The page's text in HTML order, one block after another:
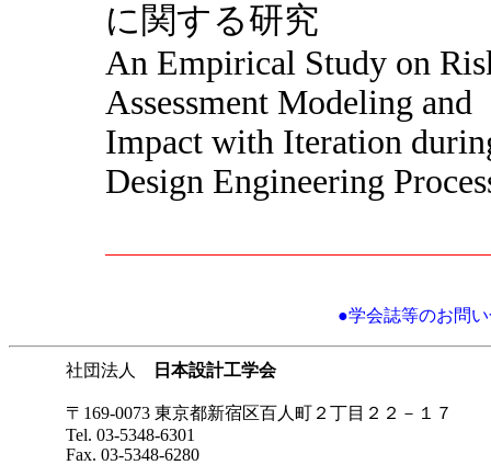
に関する研究
An Empirical Study on
Assessment Modeling and
Impact with Iteration
Design Engineering
●学会誌等のお問い
社団法人 日本設計工学会
〒169-0073 東京都新宿区百人町２丁目２２－１７
Tel. 03-5348-6301
Fax. 03-5348-6280